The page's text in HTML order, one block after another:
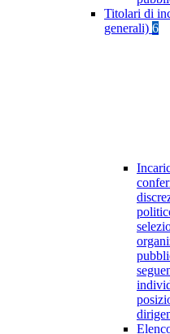
Titolari di
generali) 6